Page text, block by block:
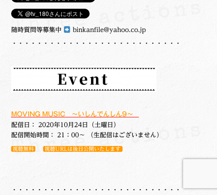
随時質問等募集中 binkanfile@yahoo.co.jp
・・・・・・・・・・・・・・・・・・・・・・・・・・・
MOVING MUSIC ～いしんでんしん9～
配信日： 2020年10月24日（土曜日）
配信開始時間： 21：00～ （生配信はございません）
視聴無料 視聴URLは後日公開いたします
・・・・・・・・・・・・・・・・・・・・・・・・・・・